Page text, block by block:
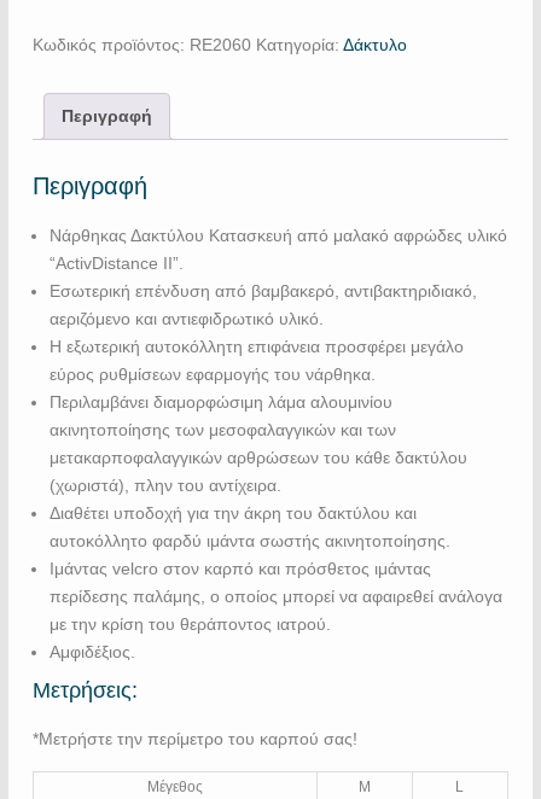
Κωδικός προϊόντος: RE2060 Κατηγορία: Δάκτυλο
Περιγραφή
Περιγραφή
Νάρθηκας Δακτύλου Κατασκευή από μαλακό αφρώδες υλικό
“ActivDistance II”.
Εσωτερική επένδυση από βαμβακερό, αντιβακτηριδιακό,
αεριζόμενο και αντιεφιδρωτικό υλικό.
Η εξωτερική αυτοκόλλητη επιφάνεια προσφέρει μεγάλο
εύρος ρυθμίσεων εφαρμογής του νάρθηκα.
Περιλαμβάνει διαμορφώσιμη λάμα αλουμινίου
ακινητοποίησης των μεσοφαλαγγικών και των
μετακαρποφαλαγγικών αρθρώσεων του κάθε δακτύλου
(χωριστά), πλην του αντίχειρα.
Διαθέτει υποδοχή για την άκρη του δακτύλου και
αυτοκόλλητο φαρδύ ιμάντα σωστής ακινητοποίησης.
Ιμάντας velcro στον καρπό και πρόσθετος ιμάντας
περίδεσης παλάμης, ο οποίος μπορεί να αφαιρεθεί ανάλογα
με την κρίση του θεράποντος ιατρού.
Αμφιδέξιος.
Μετρήσεις:
*Μετρήστε την περίμετρο του καρπού σας!
Μέγεθος M
L